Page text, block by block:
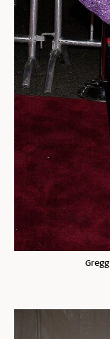
קמרון דיאז בפרימיירה של "ונילה סקיי", 2002 | צילום: Gregg